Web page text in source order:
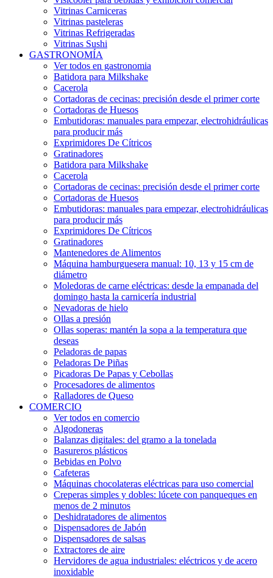
Vitrinas Carniceras
Vitrinas pasteleras
Vitrinas Refrigeradas
Vitrinas Sushi
GASTRONOMÍA
Ver todos en gastronomia
Batidora para Milkshake
Cacerola
Cortadoras de cecinas: precisión desde el primer corte
Cortadoras de Huesos
Embutidoras: manuales para empezar, electrohidráulicas
para producir más
Exprimidores De Cítricos
Gratinadores
Batidora para Milkshake
Cacerola
Cortadoras de cecinas: precisión desde el primer corte
Cortadoras de Huesos
Embutidoras: manuales para empezar, electrohidráulicas
para producir más
Exprimidores De Cítricos
Gratinadores
Mantenedores de Alimentos
Máquina hamburguesera manual: 10, 13 y 15 cm de
diámetro
Moledoras de carne eléctricas: desde la empanada del
domingo hasta la carnicería industrial
Nevadoras de hielo
Ollas a presión
Ollas soperas: mantén la sopa a la temperatura que
deseas
Peladoras de papas
Peladoras De Piñas
Picadoras De Papas y Cebollas
Procesadores de alimentos
Ralladores de Queso
COMERCIO
Ver todos en comercio
Algodoneras
Balanzas digitales: del gramo a la tonelada
Basureros plásticos
Bebidas en Polvo
Cafeteras
Máquinas chocolateras eléctricas para uso comercial
Creperas simples y dobles: lúcete con panqueques en
menos de 2 minutos
Deshidratadores de alimentos
Dispensadores de Jabón
Dispensadores de salsas
Extractores de aire
Hervidores de agua industriales: eléctricos y de acero
inoxidable